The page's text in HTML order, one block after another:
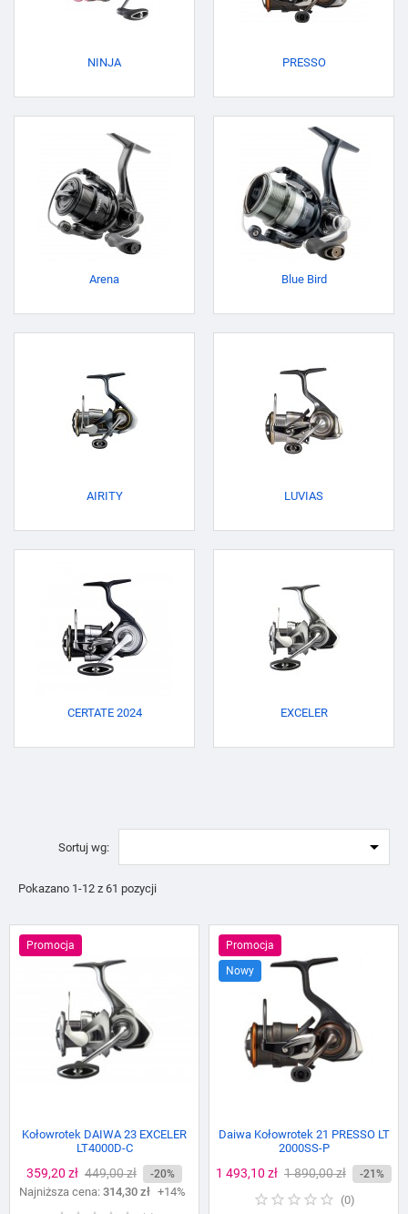
NINJA PRESSO
Arena Blue Bird
AIRITY LUVIAS
CERTATE 2024 EXCELER
Sortuj wg: 
Pokazano 1-12 z 61 pozycji
Promocja
Kołowrotek DAIWA 23 EXCELER
LT4000D-C
Cena
359,20 zł Cena
podstawowa
449,00 zł -20%
Najniższa cena: 314,30 zł +14%
Promocja
Nowy
Daiwa Kołowrotek 21 PRESSO LT
2000SS-P
Cena
1 493,10 zł Cena
podstawowa
1 890,00 zł -21%
(0)